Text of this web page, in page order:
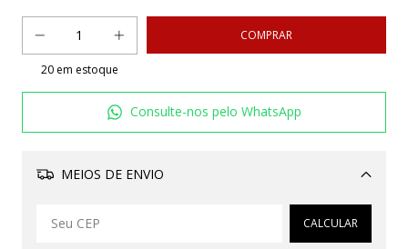
20em estoque
Consulte-nos pelo WhatsApp
MEIOS DE ENVIO
Alterar CEP
CALCULAR